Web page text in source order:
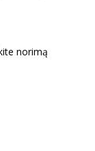
norimą